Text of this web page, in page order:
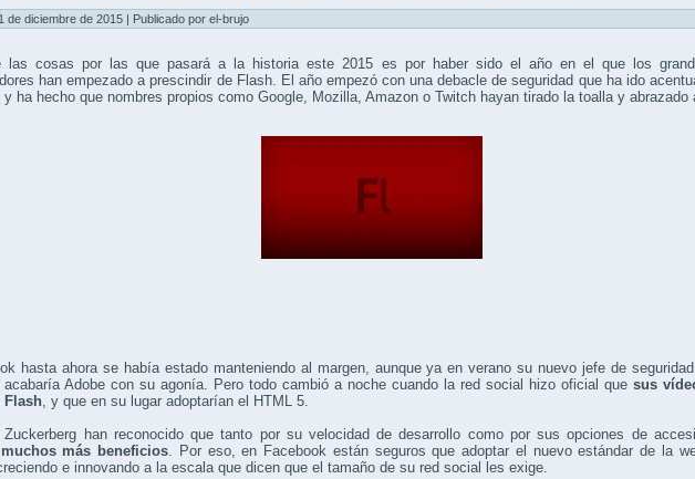
de diciembre de 2015 | Publicado por el-brujo
las cosas por las que pasará a la historia este 2015 es por haber sido el año en el que los
han empezado a prescindir de Flash. El año empezó con una debacle de seguridad que ha ido
y ha hecho que nombres propios como Google, Mozilla, Amazon o Twitch hayan tirado la toalla y abrazado
hasta ahora se había estado manteniendo al margen, aunque ya en verano su nuevo jefe de
acabaría Adobe con su agonía. Pero todo cambió a noche cuando la red social hizo oficial que sus
, y que en su lugar adoptarían el HTML 5.
Zuckerberg han reconocido que tanto por su velocidad de desarrollo como por sus opciones de
más beneficios . Por eso, en Facebook están seguros que adoptar el nuevo estándar de la
e innovando a la escala que dicen que el tamaño de su red social les exige.